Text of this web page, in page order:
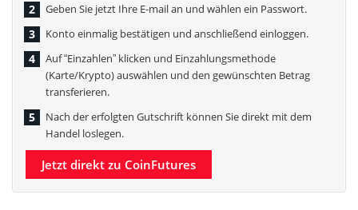
Geben Sie jetzt Ihre E-mail an und wählen ein Passwort.
Konto einmalig bestätigen und anschließend einloggen.
Auf “Einzahlen” klicken und Einzahlungsmethode
(Karte/Krypto) auswählen und den gewünschten Betrag
transferieren.
Nach der erfolgten Gutschrift können Sie direkt mit dem
Handel loslegen.
Jetzt direkt zu CoinFutures